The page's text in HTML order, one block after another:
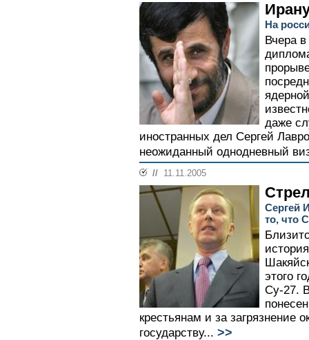
На
Вчера
даже
иностранных дел Сергей
неожиданный однодневный
// 11.11.2005
Сергей
то, что
этого
Су-27.
крестьянам и за загрязнение
государству... >>